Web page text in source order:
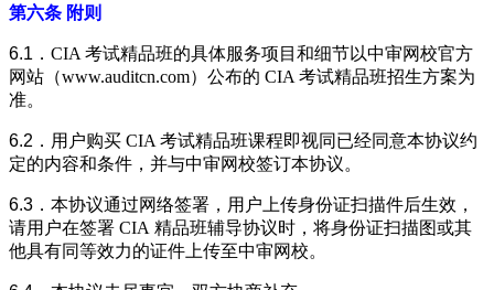
第六条 附则
6.1． CIA 考试精品班的具体服务项目和细节以中审网校官方
网站（www.auditcn.com）公布的 CIA 考试精品班招生方案为
准。
6.2． 用户购买 CIA 考试精品班课程即视同已经同意本协议约
定的内容和条件，并与中审网校签订本协议。
6.3． 本协议通过网络签署，用户上传身份证扫描件后生效，
请用户在签署 CIA 精品班辅导协议时，将身份证扫描图或其
他具有同等效力的证件上传至中审网校。